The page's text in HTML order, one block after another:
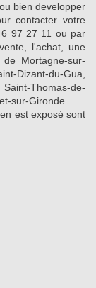
bien developper
contacter votre
97 27 11 ou par
l'achat, une
Mortagne-sur-
du-Gua,
Thomas-de-
sur-Gironde ....
est exposé sont